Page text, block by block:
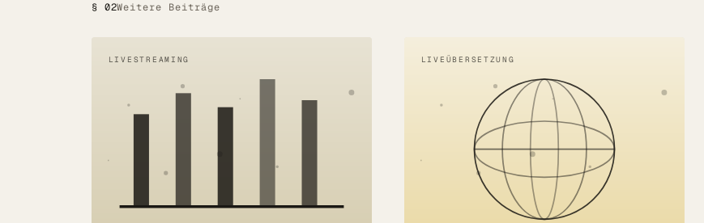
Über uns
SERVICE
§ 02Weitere Beiträge
LIVESTREAMING LIVEÜBERSETZUNG